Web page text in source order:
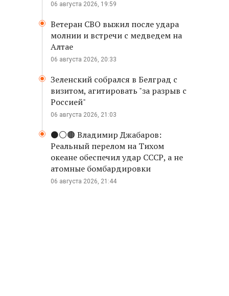
06 августа 2026, 19:59
Ветеран СВО выжил после удара
молнии и встречи с медведем на
Алтае
06 августа 2026, 20:33
Зеленский собрался в Белград с
визитом, агитировать "за разрыв с
Россией"
06 августа 2026, 21:03
⚫️⚪️🟤 Владимир Джабаров:
Реальный перелом на Тихом
океане обеспечил удар СССР, а не
атомные бомбардировки
06 августа 2026, 21:44